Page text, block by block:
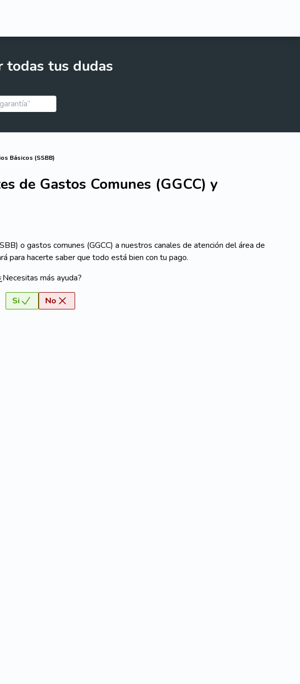
todas tus dudas
Básicos (SSBB)
de Gastos Comunes (GGCC) y
o gastos comunes (GGCC) a nuestros canales de atención del área de
para hacerte saber que todo está bien con tu pago.
más ayuda?
Si No